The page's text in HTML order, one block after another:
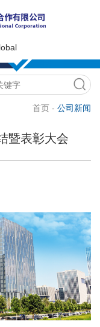
首页 - 公司新闻
暨表彰大会